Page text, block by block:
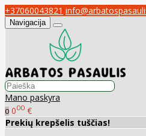
+37060043821
Navigacija
Mano paskyra
0 000 €
Prekių krepšelis tuščias!